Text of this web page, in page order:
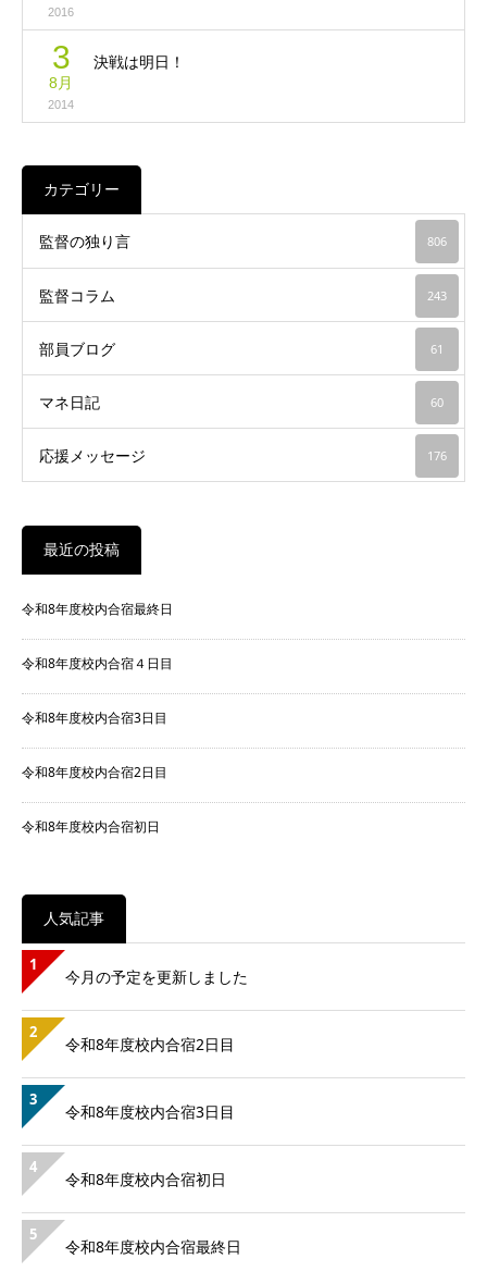
2016
3
8月
2014
決戦は明日！
カテゴリー
監督の独り言 806
監督コラム 243
部員ブログ 61
マネ日記 60
応援メッセージ 176
最近の投稿
令和8年度校内合宿最終日
令和8年度校内合宿４日目
令和8年度校内合宿3日目
令和8年度校内合宿2日目
令和8年度校内合宿初日
人気記事
1
今月の予定を更新しました
2
令和8年度校内合宿2日目
3
令和8年度校内合宿3日目
4
令和8年度校内合宿初日
5
令和8年度校内合宿最終日